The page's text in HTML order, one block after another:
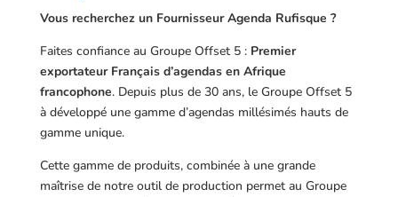
Vous recherchez un Fournisseur Agenda Rufisque ?
Faites confiance au Groupe Offset 5 : Premier
exportateur Français d’agendas en Afrique
francophone. Depuis plus de 30 ans, le Groupe Offset 5
à développé une gamme d’agendas millésimés hauts de
gamme unique.
Cette gamme de produits, combinée à une grande
maîtrise de notre outil de production permet au Groupe